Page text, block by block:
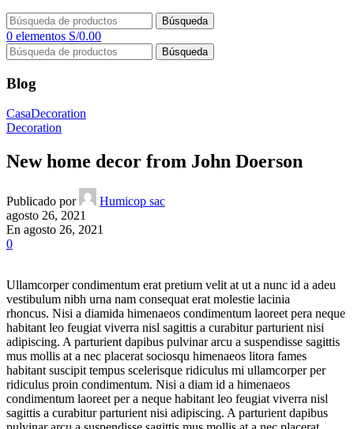
Búsqueda
0 elementos S/0.00
Búsqueda
Blog
CasaDecoration
Decoration
New home decor from John Doerson
Publicado por
Humicop sac
agosto 26, 2021
En agosto 26, 2021
0
Ullamcorper condimentum erat pretium velit at ut a nunc id a adeu
vestibulum nibh urna nam consequat erat molestie lacinia
rhoncus. Nisi a diamida himenaeos condimentum laoreet pera neque
habitant leo feugiat viverra nisl sagittis a curabitur parturient nisi
adipiscing. A parturient dapibus pulvinar arcu a suspendisse sagittis
mus mollis at a nec placerat sociosqu himenaeos litora fames
habitant suscipit tempus scelerisque ridiculus mi ullamcorper per
ridiculus proin condimentum. Nisi a diam id a himenaeos
condimentum laoreet per a neque habitant leo feugiat viverra nisl
sagittis a curabitur parturient nisi adipiscing. A parturient dapibus